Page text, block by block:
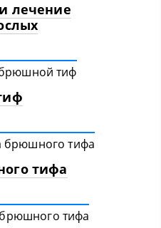
лечение
тифа